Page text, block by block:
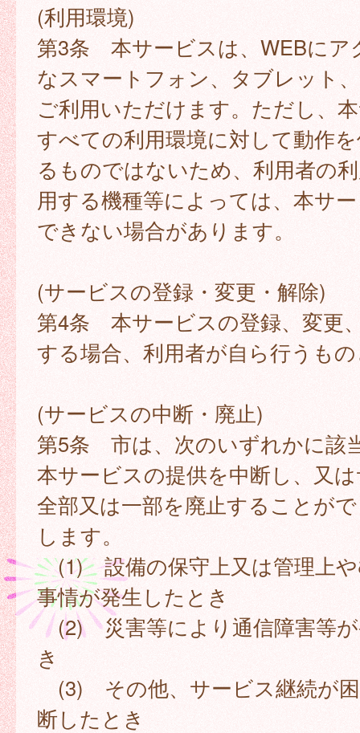
(利用環境)
第3条 本サービスは、WEBにア
なスマートフォン、タブレット
ご利用いただけます。ただし、
すべての利用環境に対して動作
るものではないため、利用者の
用する機種等によっては、本サ
できない場合があります。
(サービスの登録・変更・解除)
第4条 本サービスの登録、変更
する場合、利用者が自ら行うも
(サービスの中断・廃止)
第5条 市は、次のいずれかに該
本サービスの提供を中断し、又
全部又は一部を廃止することが
します。
(1) 設備の保守上又は管理上や
事情が発生したとき
(2) 災害等により通信障害等が
き
(3) その他、サービス継続が
断したとき